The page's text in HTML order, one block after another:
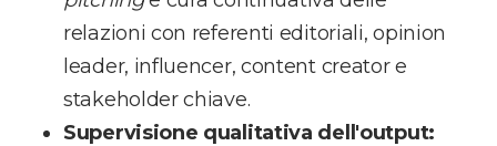
relazioni con referenti editoriali, opinion
leader, influencer, content creator e
stakeholder chiave.
Supervisione qualitativa dell'output: